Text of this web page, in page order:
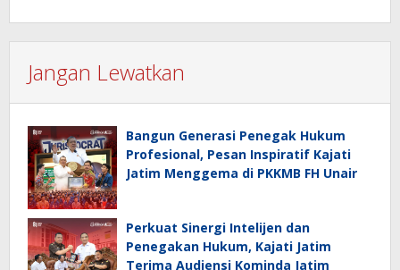
Jangan Lewatkan
Bangun Generasi Penegak Hukum
Profesional, Pesan Inspiratif Kajati
Jatim Menggema di PKKMB FH Unair
Perkuat Sinergi Intelijen dan
Penegakan Hukum, Kajati Jatim
Terima Audiensi Kominda Jatim